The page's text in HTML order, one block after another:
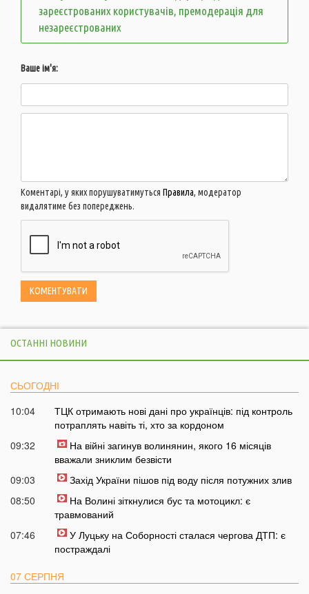
зареєстрованих користувачів, премодерація для
незареєстрованих
Ваше ім'я:
Коментарі, у яких порушуватимуться Правила, модератор
видалятиме без попереджень.
ОСТАННІ НОВИНИ
СЬОГОДНІ
10:04
ТЦК отримають нові дані про українців: під контроль
потраплять навіть ті, хто за кордоном
09:32
На війні загинув волинянин, якого 16 місяців
вважали зниклим безвісти
09:03
Захід України пішов під воду після потужних злив
08:50
На Волині зіткнулися бус та мотоцикл: є
травмований
07:46
У Луцьку на Соборності сталася чергова ДТП: є
постраждалі
07 СЕРПНЯ